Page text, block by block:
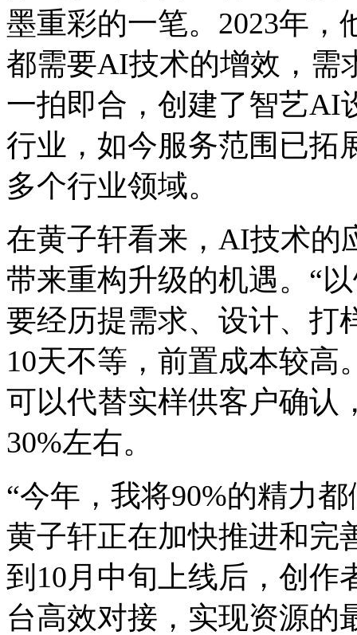
墨重彩的一笔。2023年
都需要AI技术的增效，需
一拍即合，创建了智艺AI
行业，如今服务范围已拓
多个行业领域。
在黄子轩看来，AI技术的
带来重构升级的机遇。“
要经历提需求、设计、打
10天不等，前置成本较
可以代替实样供客户确认
30%左右。
“今年，我将90%的精力
黄子轩正在加快推进和完
到10月中旬上线后，创作
台高效对接，实现资源的